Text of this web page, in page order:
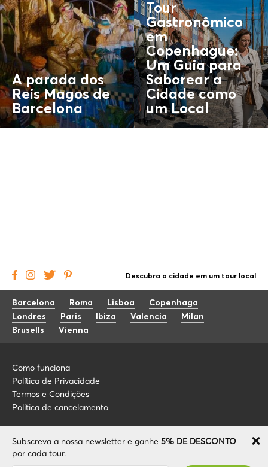
A parada dos
Reis Magos de
Barcelona
Tour
Gastronômico
em
Copenhague:
Um Guia para
Saborear a
Cidade como
umLocal
Subscreva a nossa newsletter e ganhe 5% DE DESCONTO
por cada tour.
Descubra a cidade em um tour local
Barcelona Roma Lisboa
Copenhaga
Londres
Paris Ibiza Valencia
Milan
Brusells
Vienna
Como funciona
Política de Privacidade
Termos e Condições
Política de cancelamento
Sobre nós
FAQ
info@localcooltour.com